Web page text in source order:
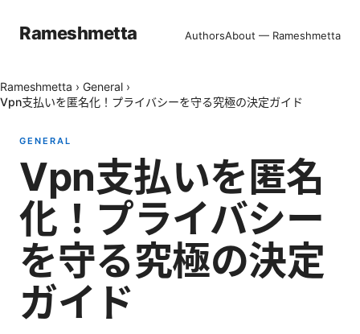
Rameshmetta AuthorsAbout — Rameshmetta
Rameshmetta › General ›
Vpn支払いを匿名化！プライバシーを守る究極の決定ガイド
GENERAL
Vpn支払いを匿名
化！プライバシー
を守る究極の決定
ガイド